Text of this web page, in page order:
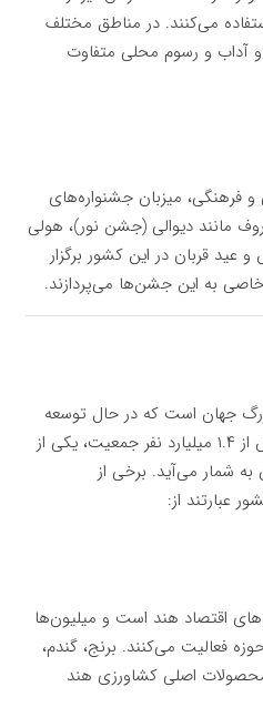
می‌کنند. در مناطق مختلف
آداب و رسوم محلی متفاوت
فرهنگی، میزبان جشنواره‌های
مانند دیوالی (جشن نور)، هولی
قربان در این کشور برگزار
به این جشن‌ها می‌پردازند.
جهان است که در حال توسعه
سریع می‌باشد. این کشور با بیش از ۱.۴ میلیارد نفر جمعیت، یکی از
به شمار می‌آید. برخی از
عبارتند از:
اقتصاد هند است و میلیون‌ها
فعالیت می‌کنند. برنج، گندم،
محصولات اصلی کشاورزی هند